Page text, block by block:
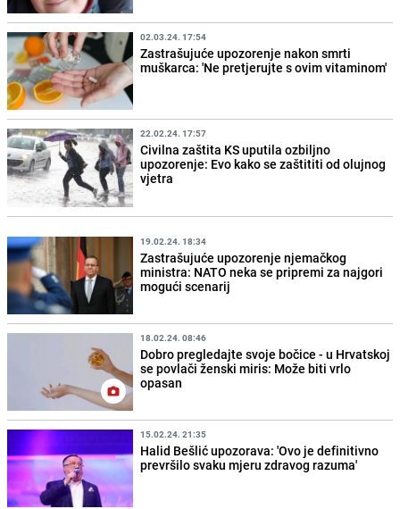
02.03.24. 17:54
Zastrašujuće upozorenje nakon smrti
muškarca: 'Ne pretjerujte s ovim vitaminom'
22.02.24. 17:57
Civilna zaštita KS uputila ozbiljno
upozorenje: Evo kako se zaštititi od olujnog
vjetra
19.02.24. 18:34
Zastrašujuće upozorenje njemačkog
ministra: NATO neka se pripremi za najgori
mogući scenarij
18.02.24. 08:46
Dobro pregledajte svoje bočice - u Hrvatskoj
se povlači ženski miris: Može biti vrlo
opasan
15.02.24. 21:35
Halid Bešlić upozorava: 'Ovo je definitivno
prevršilo svaku mjeru zdravog razuma'